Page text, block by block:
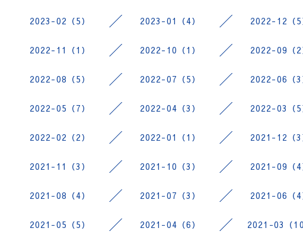
2023-02（5） 2023-01（4） 2022-12（5
2022-11（1） 2022-10（1） 2022-09（2
2022-08（5） 2022-07（5） 2022-06（3
2022-05（7） 2022-04（3） 2022-03（5
2022-02（2） 2022-01（1） 2021-12（3
2021-11（3） 2021-10（3） 2021-09（4
2021-08（4） 2021-07（3） 2021-06（4
2021-05（5） 2021-04（6） 2021-03（10